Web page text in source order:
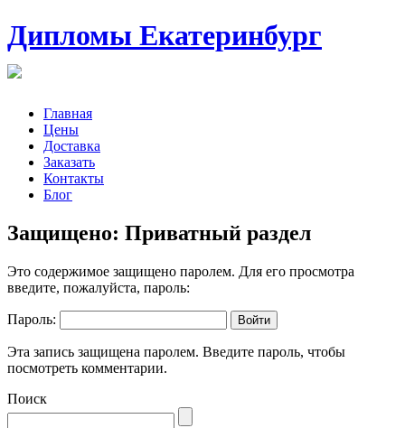
Дипломы Екатеринбург
Главная
Цены
Доставка
Заказать
Контакты
Блог
Защищено: Приватный раздел
Это содержимое защищено паролем. Для его просмотра
введите, пожалуйста, пароль:
Пароль:
Эта запись защищена паролем. Введите пароль, чтобы
посмотреть комментарии.
Поиск